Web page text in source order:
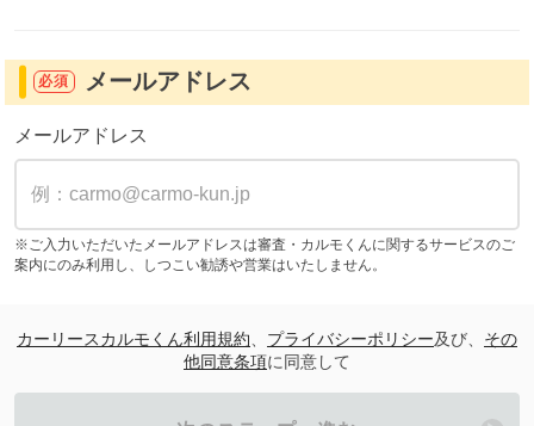
必須 メールアドレス
メールアドレス
※ご入力いただいたメールアドレスは審査・カルモくんに関するサービスのご
案内にのみ利用し、しつこい勧誘や営業はいたしません。
カーリースカルモくん利用規約 プライバシーポリシー及び、 その
他同意条項に同意して